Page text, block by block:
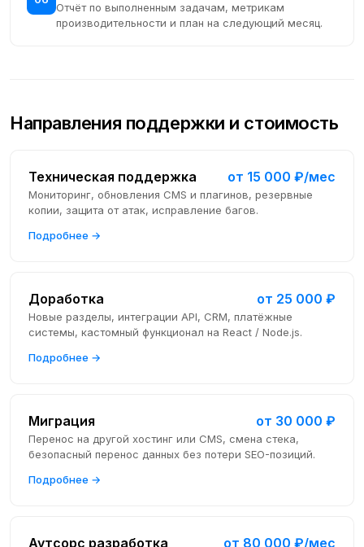
Отчёт по выполненным задачам, метрикам
производительности и план на следующий месяц.
Направления поддержки и стоимость
Техническая поддержка от 15 000 ₽/мес
Мониторинг, обновления CMS и плагинов, резервные
копии, защита от атак, исправление багов.
Подробнее →
Доработка от 25 000 ₽
Новые разделы, интеграции API, CRM, платёжные
системы, кастомный функционал на React / Node.js.
Подробнее →
Миграция от 30 000 ₽
Перенос на другой хостинг или CMS, смена стека,
безопасный перенос данных без потери SEO-позиций.
Подробнее →
Аутсорс разработка от 80 000 ₽/мес